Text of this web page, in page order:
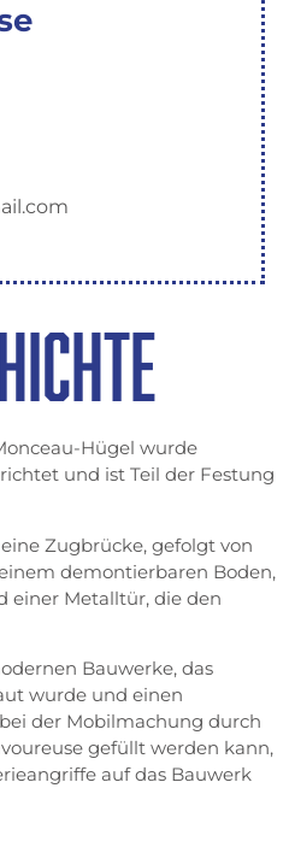
Hügel wurde
und ist Teil der Festung
Zugbrücke, gefolgt von
demontierbaren Boden,
einer Metalltür, die den
Bauwerke, das
wurde und einen
der Mobilmachung durch
gefüllt werden kann,
auf das Bauwerk